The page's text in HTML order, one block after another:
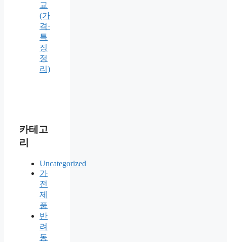
교
(가
격·
특
징
정
리)
카테고
리
Uncategorized
가
전
제
품
반
려
동